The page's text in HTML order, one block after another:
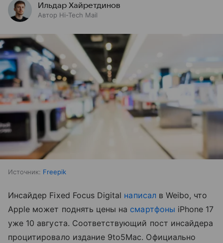
Ильдар Хайретдинов
Автор Hi-Tech Mail
Источник: Freepik
Инсайдер Fixed Focus Digital написалв Weibo, что
Apple может поднять цены на смартфоны iPhone 17
уже 10 августа. Соответствующий пост инсайдера
процитировало издание 9to5Mac. Официально